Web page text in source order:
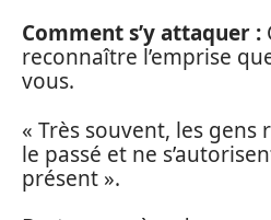
Comment s’y attaquer :
reconnaître l’emprise
vous.
« Très souvent, les gens
le passé et ne
présent ».